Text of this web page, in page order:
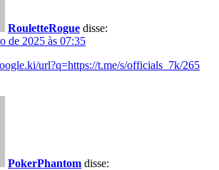
RouletteRogue disse:
de 2025 às 07:35
url?q=https://t.me/s/officials_7k/265
PokerPhantom disse: